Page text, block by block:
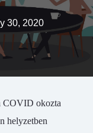
30, 2020
COVID okozta
helyzetben